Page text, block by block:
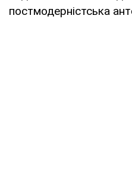
постмодерністська